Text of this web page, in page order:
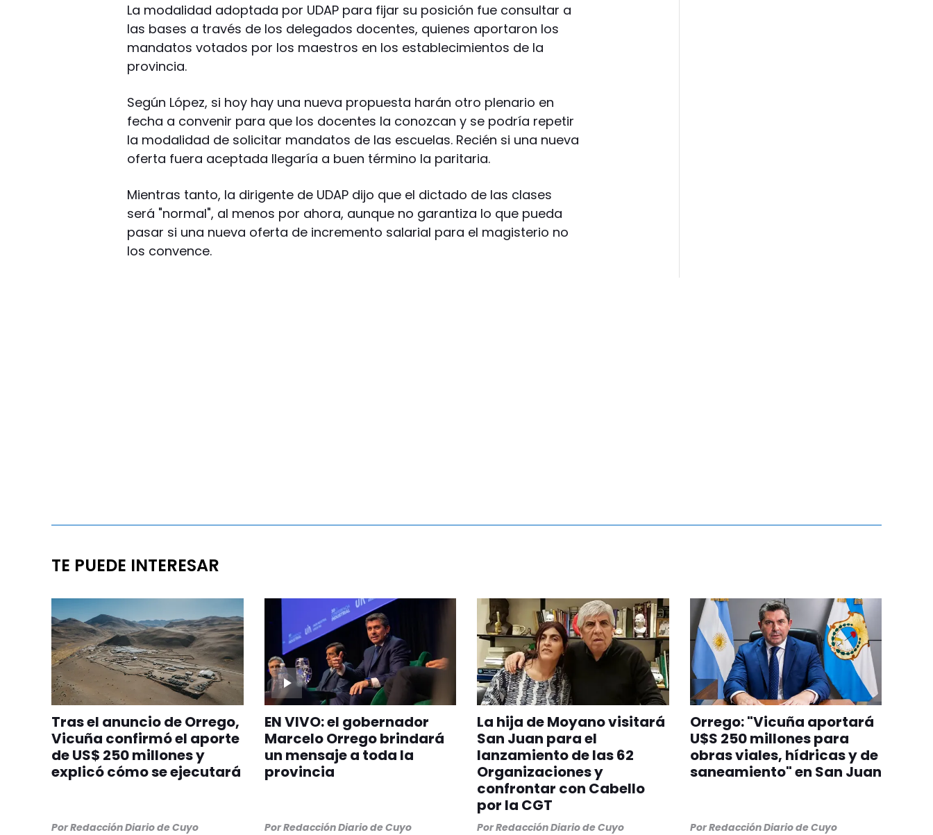
La modalidad adoptada por UDAP para fijar su posición fue consultar a
las bases a través de los delegados docentes, quienes aportaron los
mandatos votados por los maestros en los establecimientos de la
provincia.
Según López, si hoy hay una nueva propuesta harán otro plenario en
fecha a convenir para que los docentes la conozcan y se podría repetir
la modalidad de solicitar mandatos de las escuelas. Recién si una nueva
oferta fuera aceptada llegaría a buen término la paritaria.
Mientras tanto, la dirigente de UDAP dijo que el dictado de las clases
será "normal", al menos por ahora, aunque no garantiza lo que pueda
pasar si una nueva oferta de incremento salarial para el magisterio no
los convence.
TE PUEDE INTERESAR
Tras el anuncio de Orrego,
Vicuña confirmó el aporte
de US$ 250 millones y
explicó cómo se ejecutará
PorRedacción Diario de Cuyo
EN VIVO: el gobernador
Marcelo Orrego brindará
un mensaje a toda la
provincia
PorRedacción Diario de Cuyo
La hija de Moyano visitará
San Juan para el
lanzamiento de las 62
Organizaciones y
confrontar con Cabello
por la CGT
PorRedacción Diario de Cuyo
Orrego: "Vicuña aportará
U$S 250 millones para
obras viales, hídricas y de
saneamiento" en San Juan
PorRedacción Diario de Cuyo